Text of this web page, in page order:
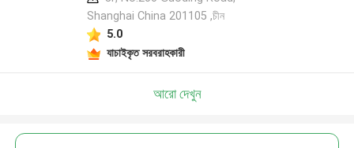
Shanghai China 201105 ,চীন
5.0
যাচাইকৃত সরবরাহকারী
আরো দেখুন